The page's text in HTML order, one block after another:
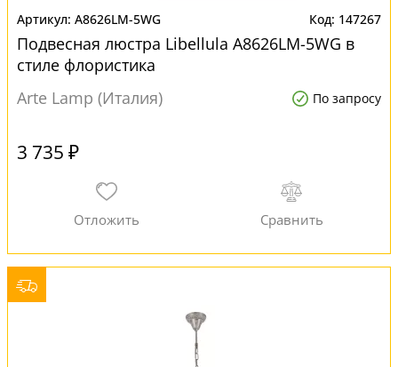
A8626LM-5WG 147267
Подвесная люстра Libellula A8626LM-5WG в
стиле флористика
Arte Lamp (Италия)
По запросу
3 735 ₽